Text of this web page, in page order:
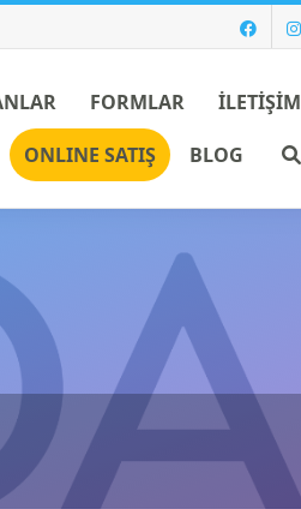
FORMLAR
İLETİŞİM
ONLINE SATIŞ
BLOG